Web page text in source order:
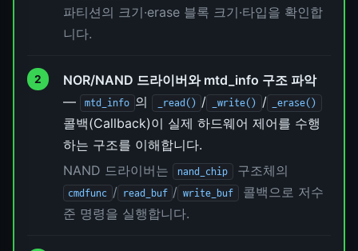
파티션의 크기·erase 블록 크기·타입을 확인합
니다.
NOR/NAND 드라이버와 mtd_info 구조 파악
—
mtd_info 의 _read() / _write() / _erase()
콜백(Callback)이 실제 하드웨어 제어를 수행
하는 구조를 이해합니다.
NAND 드라이버는
nand_chip 구조체의
cmdfunc / read_buf / write_buf
콜백으로 저수
준 명령을 실행합니다.